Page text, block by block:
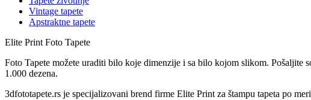
Vintage tapete
Apstraktne tapete
Elite Print Foto Tapete
Foto Tapete možete uraditi bilo koje dimenzije i sa bilo kojom slikom.
1.000 dezena.
3dfototapete.rs je specijalizovani brend firme Elite Print za štampu tapeta po